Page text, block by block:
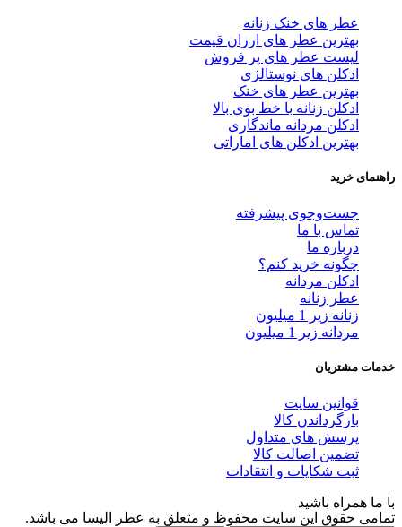
عطر های خنک زنانه
بهترین عطر های ارزان قیمت
لیست عطر های پر فروش
ادکلن های نوستالژی
بهترین عطر های خنک
ادکلن زنانه با خط بوی بالا
ادکلن مردانه ماندگاری
بهترین ادکلن های اماراتی
راهنمای خرید
جست‌وجوی پیشرفته
تماس با ما
درباره ما
چگونه خرید کنم؟
ادکلن مردانه
عطر زنانه
زنانه زیر 1 میلیون
مردانه زیر 1 میلیون
خدمات مشتریان
قوانین سایت
بازگرداندن کالا
پرسش های متداول
تضمین اصالت کالا
ثبت شکایات و انتقادات
با ما همراه باشید
تمامی حقوق این سایت محفوظ و متعلق به عطر الیسا می باشد.